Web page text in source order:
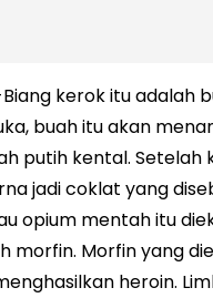
kerok itu adalah
buah itu akan
putih kental. Setelah
jadi coklat yang
opium mentah itu
morfin. Morfin yang
heroin.